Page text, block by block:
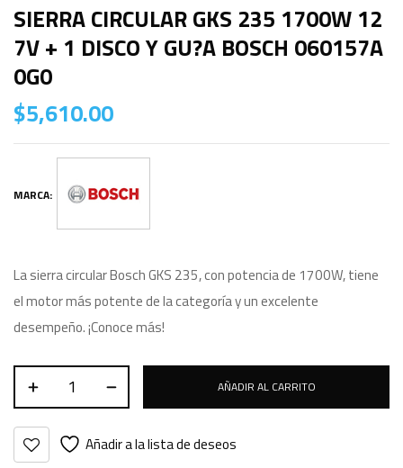
SIERRA CIRCULAR GKS 235 1700W 12
7V + 1 DISCO Y GU?A BOSCH 060157A
0G0
$5,610.00
MARCA:
La sierra circular Bosch GKS 235, con potencia de 1700W, tiene
el motor más potente de la categoría y un excelente
desempeño. ¡Conoce más!
AÑADIR AL CARRITO
Añadir a la lista de deseos